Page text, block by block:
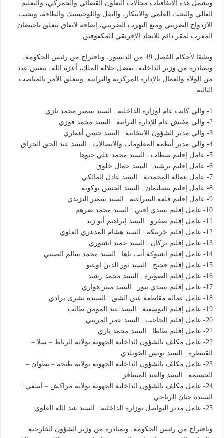
وتشمل هذه الاتفاقيات مجالات التعاون القضائي والجمركي، والتعليم
العالي والبحث العلمي والابتكار، والنقل واللوجستيك والطاقة، وتجنب
الازدواج الضريبي ومنع التهرب الضريبي، إضافة لاتفاق يتعلق باحتضان
المغرب لمقر دائم للاتحاد الإفريقي للمكفوفين.
وطبقا لأحكام الفصل 49 من الدستور، وباقتراح من رئيس الحكومة،
وبمبادرة من وزير الداخلية، تفضل جلالة الملك، أعزه الله، بتعيين عدد
من الولاة والعمال بالإدارة المركزية والترابية. ويتعلق الأمر بالمناصب
التالية :
1- والي كاتب عام لوزارة الداخلية : السيد سمير محمد تازي
2- والي مفتش عام للإدارة الترابية : السيد محمد فوزي
3- والي مدير الشؤون الانتخابية : السيد حسن أغماري
4- والي مدير أنظمة المعلومات والاتصالات : السيد عبد الحق الحراق
5- عامل إقليم سطات : السيد محمد علي حبوها
6- عامل إقليم برشيد : السيد جمال خلوق
7- عامل عمالة المحمدية : السيد عادل المالكي
8- عامل إقليم بنسليمان : السيد الحسن بوكوتة
9- عامل إقليم قلعة السراغنة : السيد سمير اليزيدي
10- عامل إقليم سيدي إفني : السيد محمد ضرهم
11- عامل إقليم صفرو : السيد إبراهيم أبو زيد
12- عامل إقليم خريبكة : السيد هشام المدغري العلوي
13- عامل إقليم بركان : السيد حميد اشنوري
14- عامل إقليم اشتوكة أيت باها : السيد محمد سالم الصبتي
15- عامل إقليم فجيج : السيد نور الدين اوعبو
16- عامل إقليم الصويرة : السيد محمد رشيد
17- عامل إقليم سيدي بنور : السيد منير هواري
18- عامل عمالة مقاطعة عين الشق : السيدة بشرى برادي
19- عامل إقليم اليوسفية : السيد عبد المومن طالب
20- عامل إقليم الحاجب : السيد عمر المريني
21- عامل إقليم طاطا : السيد محمد باري
22- عامل مكلف بالشؤون الداخلية الجهوية بولاية الرباط – سلا –
القنيطرة : السيد يونس الخويلدي
23- عامل مكلف بالشؤون الداخلية الجهوية بولاية طنجة – تطوان –
الحسيمة : السيد والعيد المسافر
24- عامل مكلف بالشؤون الداخلية الجهوية بولاية مراكش – آسفي :
السيدة حنان الرياحي
25- عامل مدير التواصل بوزارة الداخلية : السيد عبد الله العلوي
وباقتراح من رئيس الحكومة، وبمبادرة من وزير الشؤون الخارجية